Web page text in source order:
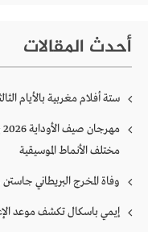
أحدث المقالات
ستة أفلام مغربية بالأيام
مختلف الأنماط الموسيقية
وفاة المخرج البريطاني
إيمي باسكال تكشف موعد